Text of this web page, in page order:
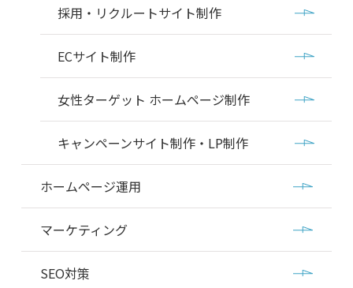
採用・リクルートサイト制作
ECサイト制作
女性ターゲット ホームページ制作
キャンペーンサイト制作・LP制作
ホームページ運用
マーケティング
SEO対策